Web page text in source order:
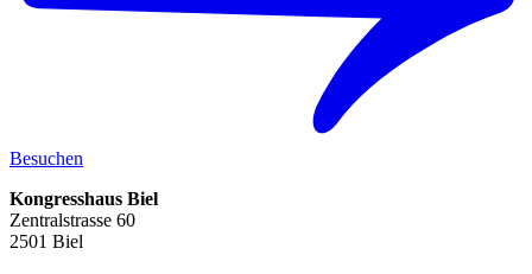
Besuchen
Kongresshaus Biel
Zentralstrasse 60
2501 Biel